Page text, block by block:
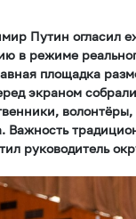
Путин огласил
в режиме
площадка
экраном
волонтёры,
Важность
руководитель